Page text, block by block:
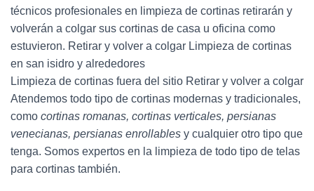
técnicos profesionales en limpieza de cortinas retirarán y
volverán a colgar sus cortinas de casa u oficina como
estuvieron. Retirar y volver a colgar Limpieza de cortinas
en san isidro y alrededores
Limpieza de cortinas fuera del sitio Retirar y volver a colgar
Atendemos todo tipo de cortinas modernas y tradicionales,
como cortinas romanas, cortinas verticales, persianas
venecianas, persianas enrollables y cualquier otro tipo que
tenga. Somos expertos en la limpieza de todo tipo de telas
para cortinas también.